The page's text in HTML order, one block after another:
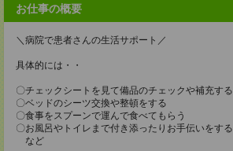
お仕事の概要
＼病院で患者さんの生活サポート／
具体的には・・
〇チェックシートを見て備品のチェックや補充する
〇ベッドのシーツ交換や整頓をする
〇食事をスプーンで運んで食べてもらう
〇お風呂やトイレまで付き添ったりお手伝いをする
など